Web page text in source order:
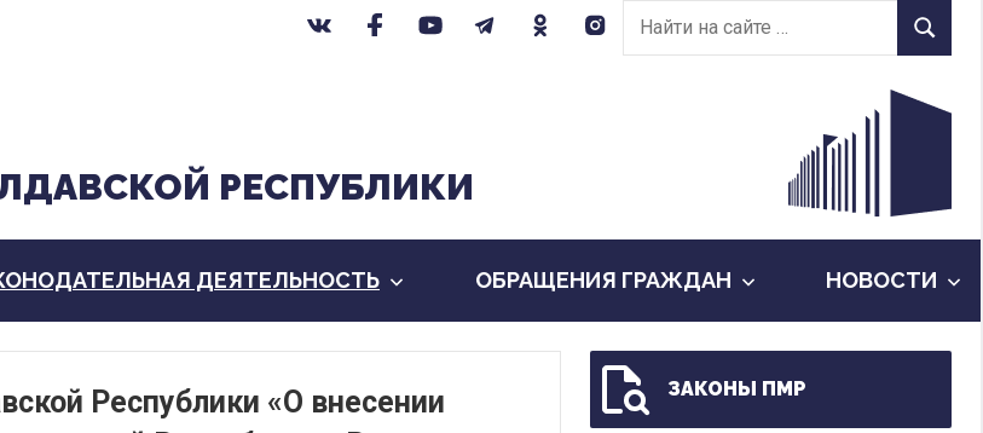
Найти
на
Найти
РЕСПУБЛИКИ
ДЕЯТЕЛЬНОСТЬ ОБРАЩЕНИЯ ГРАЖДАН НОВОСТИ
Республики «О внесении
ЗАКОНЫ ПМР